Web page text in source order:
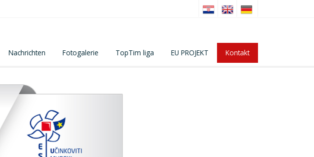
Nachrichten Fotogalerie TopTim liga EU PROJEKT Kontakt